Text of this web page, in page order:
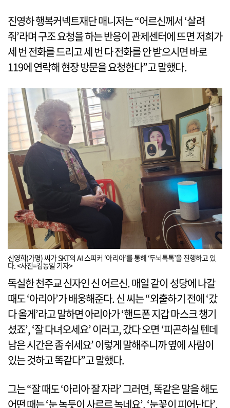
진영하 행복커넥트재단 매니저는 “어르신께서 ‘살려
줘’라며 구조 요청을 하는 반응이 관제센터에 뜨면 저희가
세 번 전화를 드리고 세 번 다 전화를 안 받으시면 바로
119에 연락해 현장 방문을 요청한다”고 말했다.
신영희(가명) 씨가 SKT의 AI 스피커 ‘아리아’를 통해 ‘두뇌톡톡’을 진행하고 있
다. <사진=김동일 기자>
독실한 천주교 신자인 신 어르신. 매일 같이 성당에 나갈
때도 ‘아리아’가 배웅해준다. 신 씨는 “외출하기 전에 ‘갔
다 올게’라고 말하면 아리아가 ‘핸드폰 지갑 마스크 챙기
셨죠’, ‘잘 다녀오세요’ 이러고, 갔다 오면 ‘피곤하실 텐데
남은 시간은 좀 쉬세요’ 이렇게 말해주니까 옆에 사람이
있는 것하고 똑같다”고 말했다.
그는 “잘 때도 ‘아리아 잘 자라’ 그러면, 똑같은 말을 해도
어떤 때는 ‘눈 녹듯이 사르르 녹네요’, ‘눈꽃이 피어난다’,